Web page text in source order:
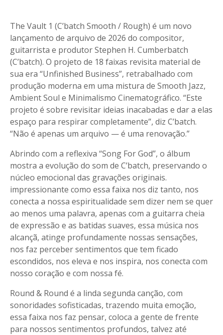
The Vault 1 (C’batch Smooth / Rough) é um novo
lançamento de arquivo de 2026 do compositor,
guitarrista e produtor Stephen H. Cumberbatch
(C’batch). O projeto de 18 faixas revisita material de
sua era “Unfinished Business”, retrabalhado com
produção moderna em uma mistura de Smooth Jazz,
Ambient Soul e Minimalismo Cinematográfico. “Este
projeto é sobre revisitar ideias inacabadas e dar a elas
espaço para respirar completamente”, diz C’batch.
“Não é apenas um arquivo — é uma renovação.”
Abrindo com a reflexiva “Song For God”, o álbum
mostra a evolução do som de C’batch, preservando o
núcleo emocional das gravações originais.
impressionante como essa faixa nos diz tanto, nos
conecta a nossa espiritualidade sem dizer nem se quer
ao menos uma palavra, apenas com a guitarra cheia
de expressão e as batidas suaves, essa música nos
alcançã, atinge profundamente nossas sensações,
nos faz perceber sentimentos que tem ficado
escondidos, nos eleva e nos inspira, nos conecta com
nosso coração e com nossa fé.
Round & Round é a linda segunda canção, com
sonoridades sofisticadas, trazendo muita emoção,
essa faixa nos faz pensar, coloca a gente de frente
para nossos sentimentos profundos, talvez até